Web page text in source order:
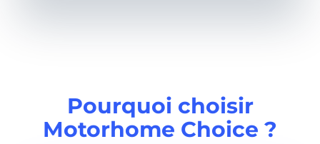
Pourquoi choisir
Motorhome Choice ?